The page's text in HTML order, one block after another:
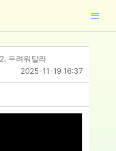
2025-11-19 16:37